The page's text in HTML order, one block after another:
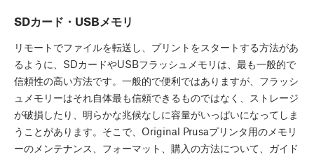
SDカード・USBメモリ
リモートでファイルを転送し、プリントをスタートする方法があ
るように、SDカードやUSBフラッシュメモリは、最も一般的で
信頼性の高い方法です。一般的で便利ではありますが、フラッシ
ュメモリーはそれ自体最も信頼できるものではなく、ストレージ
が破損したり、明らかな兆候なしに容量がいっぱいになってしま
うことがあります。そこで、Original Prusaプリンタ用のメモリ
ーのメンテナンス、フォーマット、購入の方法について、ガイド